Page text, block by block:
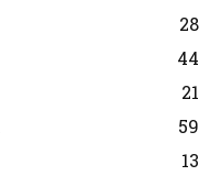
28
44
21
59
13